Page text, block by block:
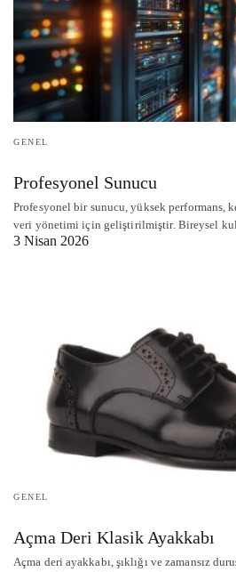
GENEL
Profesyonel Sunucu
Profesyonel bir sunucu, yüksek performans,
veri yönetimi için geliştirilmiştir. Bireysel
3 Nisan 2026
GENEL
Açma Deri Klasik Ayakkabı
Açma deri ayakkabı, şıklığı ve zamansız